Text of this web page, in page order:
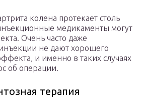
колена протекает столь
медикаменты могут
Очень часто даже
не дают хорошего
и именно в таких случаях
об операции.
терапия